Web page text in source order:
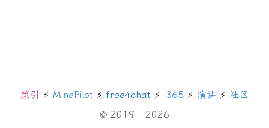
策引 ⚡️ MinePilot ⚡️ free4chat ⚡️ i365 ⚡️ 演讲 ⚡️ 社区
© 2019 - 2026